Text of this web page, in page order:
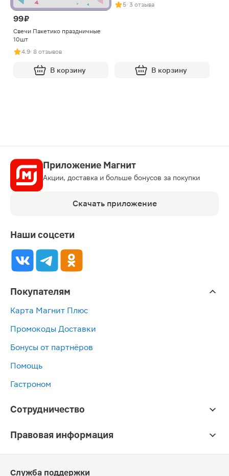
99 ₽
Свечи Пакетико праздничные
10шт
4.9· 8 отзывов
В корзину
5· 3 отзыва
В корзину
Приложение Магнит
Акции, доставка и больше бонусов за покупки
Скачать приложение
Наши соцсети
Покупателям
Карта Магнит Плюс
Промокоды Доставки
Бонусы от партнёров
Помощь
Гастроном
Сотрудничество
Правовая информация
Служба поддержки